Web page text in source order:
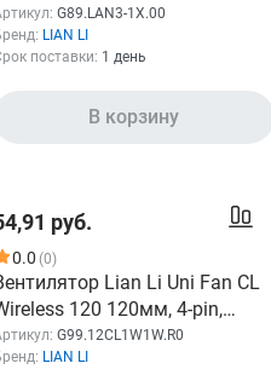
высокой
для всех сетчатых
включая переднюю,
стороны, LANCOOL III,
G89.LAN3-1X.00
LIAN LI
поставки: 1 день
В корзину
руб.
0.0 (0)
Lian Li Uni Fan CL
120 120мм, 4-pin,
мин, 29.8 дБ, ARGB,
Ret [g99.12cl1w1w.r0]
G99.12CL1W1W.R0
LIAN LI